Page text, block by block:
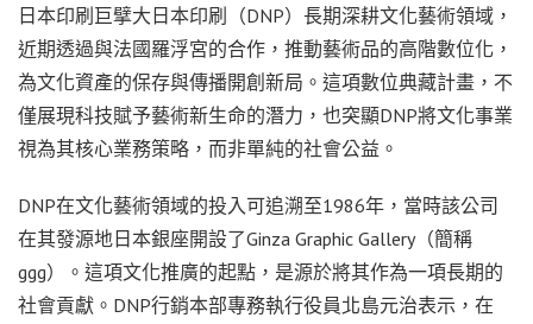
日本印刷巨擘大日本印刷（DNP）長期深耕文化藝術領域，
近期透過與法國羅浮宮的合作，推動藝術品的高階數位化，
為文化資產的保存與傳播開創新局。這項數位典藏計畫，不
僅展現科技賦予藝術新生命的潛力，也突顯DNP將文化事業
視為其核心業務策略，而非單純的社會公益。
DNP在文化藝術領域的投入可追溯至1986年，當時該公司
在其發源地日本銀座開設了Ginza Graphic Gallery（簡稱
ggg）。這項文化推廣的起點，是源於將其作為一項長期的
社會貢獻。DNP行銷本部專務執行役員北島元治表示，在